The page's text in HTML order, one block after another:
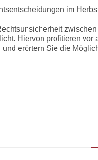
im
Hiervon profitieren
erörtern Sie die